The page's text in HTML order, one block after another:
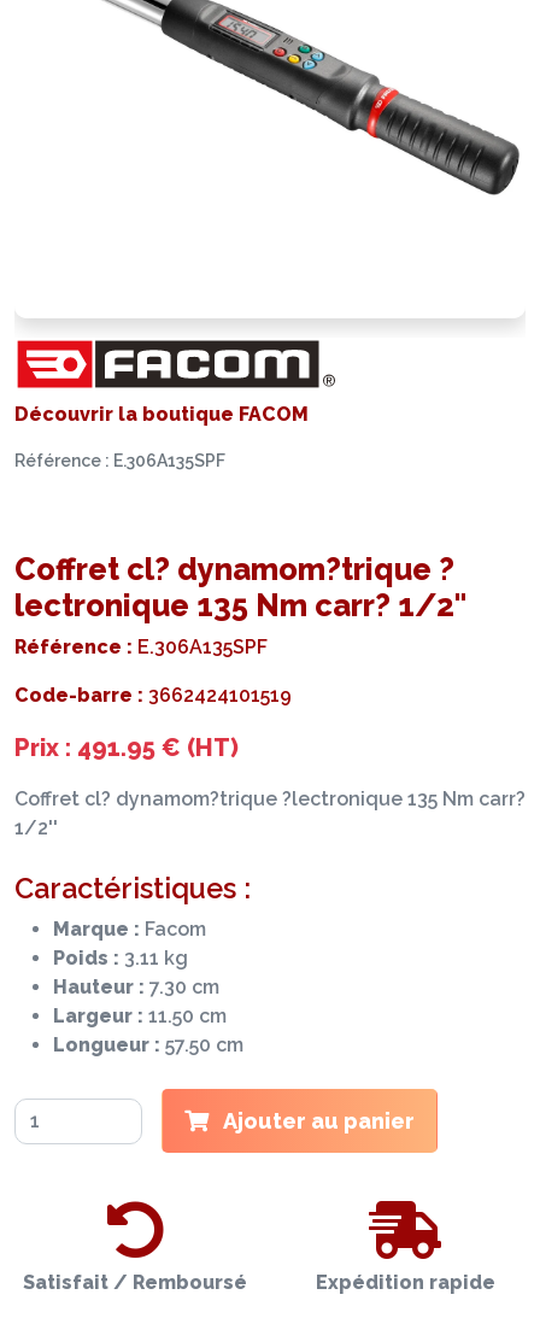
Découvrir la boutique FACOM
Référence : E.306A135SPF
Coffret cl? dynamom?trique ?
lectronique 135 Nm carr? 1/2''
Référence : E.306A135SPF
Code-barre : 3662424101519
Prix : 491.95 € (HT)
Coffret cl? dynamom?trique ?lectronique 135 Nm carr?
1/2''
Caractéristiques :
Marque : Facom
Poids : 3.11 kg
Hauteur : 7.30 cm
Largeur : 11.50 cm
Longueur : 57.50 cm
Ajouter au panier
Satisfait / Remboursé Expédition rapide